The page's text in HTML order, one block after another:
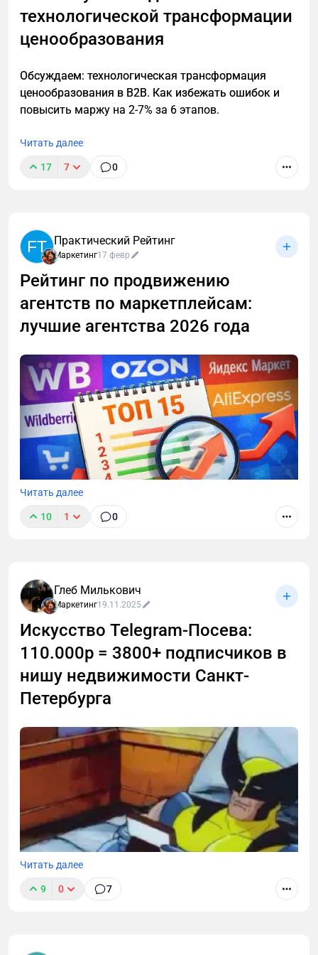
технологической трансформации
ценообразования
Обсуждаем: технологическая трансформация
ценообразования в B2B. Как избежать ошибок и
повысить маржу на 2-7% за 6 этапов.
Читать далее
17 7 0
FT Практический Рейтинг
Маркетинг17 февр
Рейтинг по продвижению
агентств по маркетплейсам:
лучшие агентства 2026 года
Читать далее
10 1 0
Глеб Милькович
Маркетинг19.11.2025
Искусство Telegram-Посева:
110.000р = 3800+ подписчиков в
нишу недвижимости Санкт-
Петербурга
Читать далее
9 0 7